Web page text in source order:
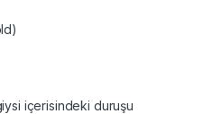
içerisindeki duruşu